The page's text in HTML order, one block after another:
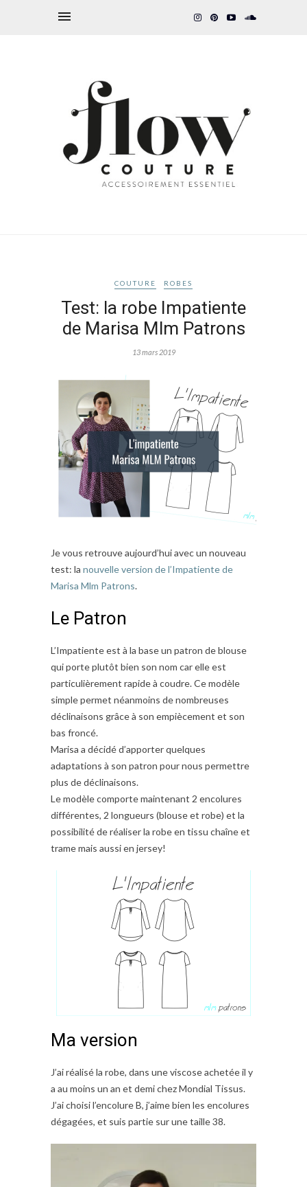
COUTURE ROBES
Test: la robe Impatiente
de Marisa Mlm Patrons
13 mars 2019
Je vous retrouve aujourd’hui avec un nouveau
test: la nouvelle version de l’Impatiente de
Marisa Mlm Patrons.
Le Patron
L’Impatiente est à la base un patron de blouse
qui porte plutôt bien son nom car elle est
particulièrement rapide à coudre. Ce modèle
simple permet néanmoins de nombreuses
déclinaisons grâce à son empiècement et son
bas froncé.
Marisa a décidé d’apporter quelques
adaptations à son patron pour nous permettre
plus de déclinaisons.
Le modèle comporte maintenant 2 encolures
différentes, 2 longueurs (blouse et robe) et la
possibilité de réaliser la robe en tissu chaîne et
trame mais aussi en jersey!
Ma version
J’ai réalisé la robe, dans une viscose achetée il y
a au moins un an et demi chez Mondial Tissus.
J’ai choisi l’encolure B, j’aime bien les encolures
dégagées, et suis partie sur une taille 38.